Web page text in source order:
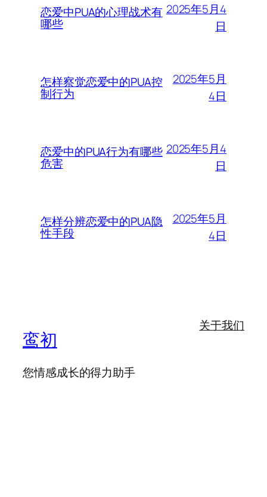
恋爱中PUA的心理战术有
哪些
2025年5月4
日
怎样察觉恋爱中的PUA控
制行为
2025年5月
4日
恋爱中的PUA行为有哪些
危害
2025年5月4
日
怎样分辨恋爱中的PUA隐
性手段
2025年5月
4日
鸾初
您情感成长的得力助手
关于我们